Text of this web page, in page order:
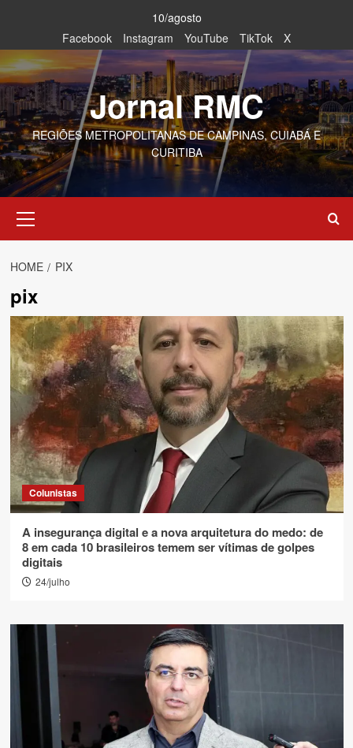
content
10/agosto
Facebook
Instagram YouTube TikTok X
Jornal RMC
REGIÕES METROPOLITANAS DE CAMPINAS, CUIABÁ E
CURITIBA
Menu
HOME PIX
pix
Colunistas
A insegurança digital e a nova arquitetura do medo: de
8 em cada 10 brasileiros temem ser vítimas de golpes
digitais
24/julho